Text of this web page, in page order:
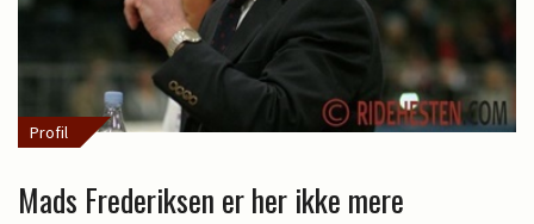
Profil
Mads Frederiksen er her ikke mere